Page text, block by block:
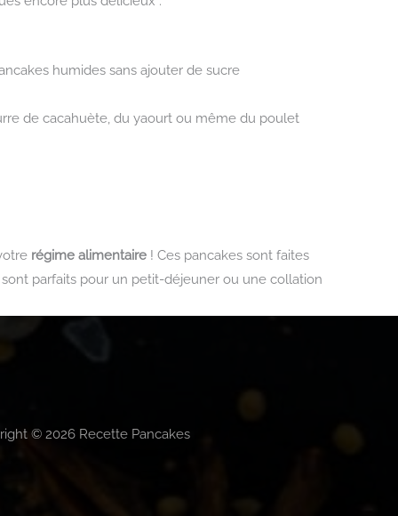
humides sans ajouter de sucre
de cacahuète, du yaourt ou même du poulet
régime alimentaire ! Ces pancakes sont faites
parfaits pour un petit-déjeuner ou une collation
© 2026 Recette Pancakes